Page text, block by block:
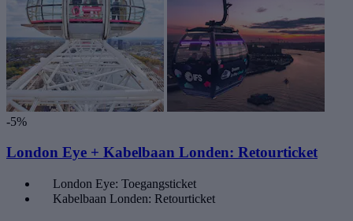
-5%
London Eye + Kabelbaan Londen: Retourticket
London Eye: Toegangsticket
Kabelbaan Londen: Retourticket